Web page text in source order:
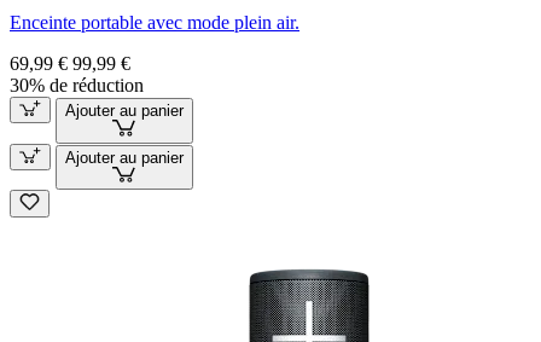
Enceinte portable avec mode plein air.
69,99 € 99,99 €
30% de réduction
Ajouter au panier
Ajouter au panier